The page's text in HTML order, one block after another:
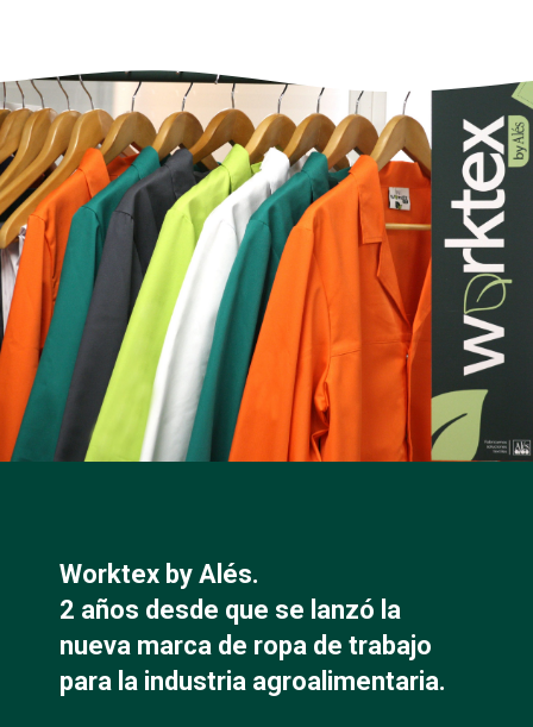
Worktex by Alés.
2 años desde que se lanzó la
nueva marca de ropa de trabajo
para la industria agroalimentaria.